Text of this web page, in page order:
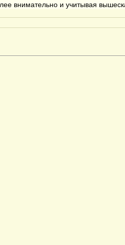
внимательно и учитывая